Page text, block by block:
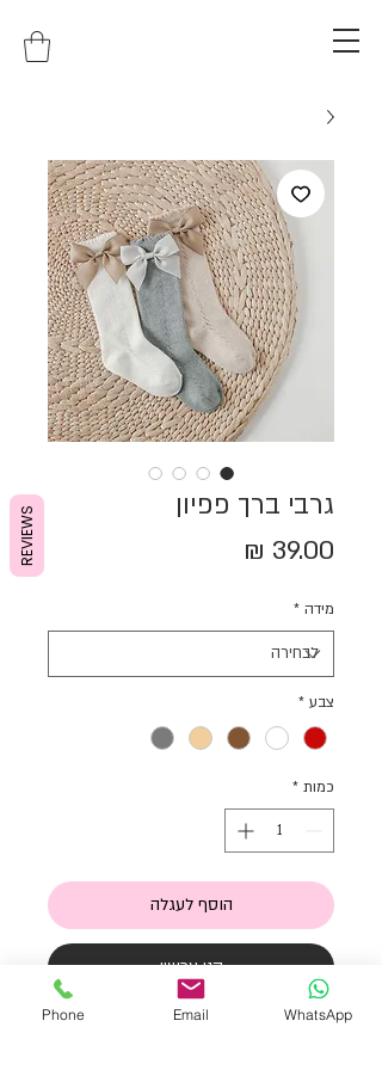
גרבי ברך פפיון
מידה *
צבע *
כמות *
הוסף לעגלה
קני עכשיו
Phone Email WhatsApp
REVIEWS